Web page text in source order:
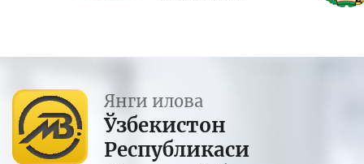
Янги илова
Ўзбекистон
Республикаси